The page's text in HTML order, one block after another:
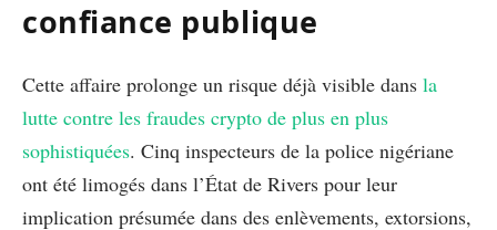
confiance publique
Cette affaire prolonge un risque déjà visible dans la
lutte contre les fraudes crypto de plus en plus
sophistiquées. Cinq inspecteurs de la police nigériane
ont été limogés dans l’État de Rivers pour leur
implication présumée dans des enlèvements, extorsions,